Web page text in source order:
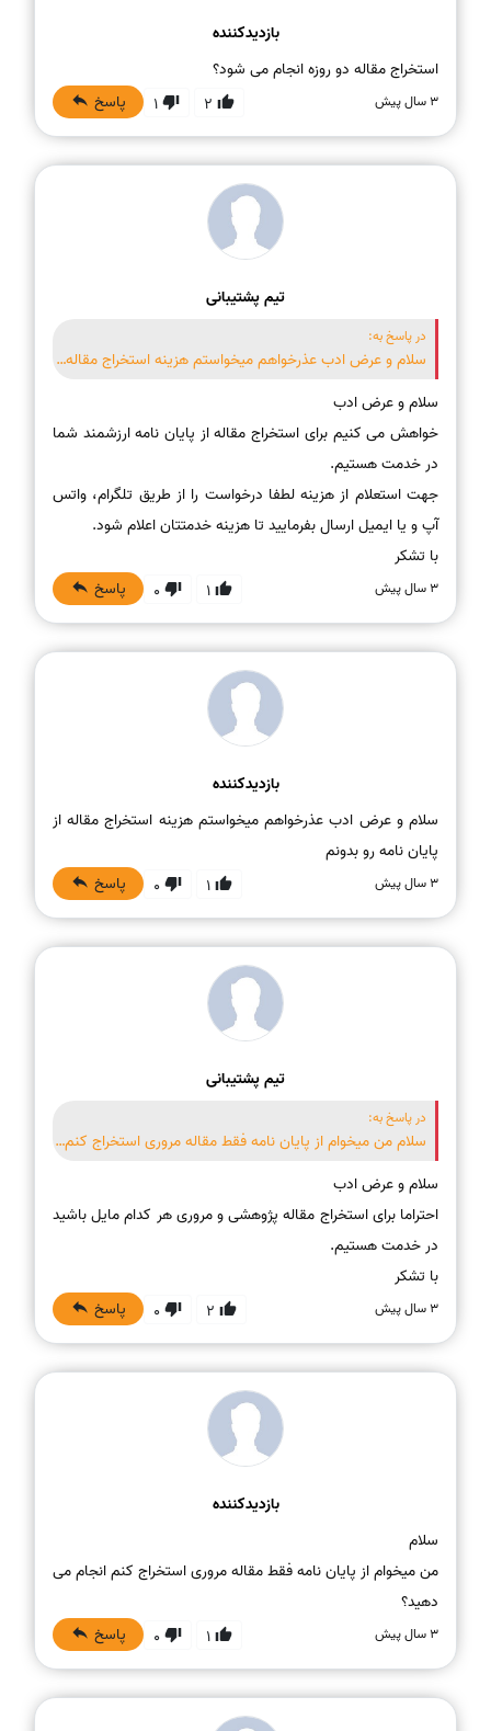
بازدیدکننده
استخراج مقاله دو روزه انجام می شود؟
3 سال پیش 2
1 پاسخ
تیم پشتیبانی
در پاسخ به:
سلام و عرض ادب عذرخواهم میخواستم هزینه استخراج مقاله از پایان نامه رو بدونم
خواهش می کنیم برای استخراج مقاله از پایان نامه ارزشمند شما
جهت استعلام از هزینه لطفا درخواست را از طریق تلگرام، واتس
با تشکر
3 سال پیش 1
0 پاسخ
بازدیدکننده
سلام و عرض ادب عذرخواهم میخواستم هزینه استخراج مقاله از
پایان نامه رو بدونم
3 سال پیش 1
0 پاسخ
تیم پشتیبانی
در پاسخ به:
سلام من میخوام از پایان نامه فقط مقاله مروری استخراج کنم انجام می دهید؟
احتراما برای استخراج مقاله پژوهشی و مروری هر کدام مایل باشید
با تشکر
3 سال پیش 2
0 پاسخ
بازدیدکننده
من میخوام از پایان نامه فقط مقاله مروری استخراج کنم انجام می
دهید؟
3 سال پیش 1
0 پاسخ